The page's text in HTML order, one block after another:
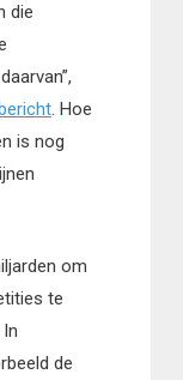
die
. Hoe
is nog
om
te
de